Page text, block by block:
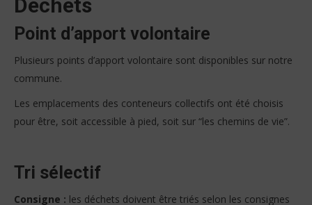
Déchets
Point d’apport volontaire
Plusieurs points d’apport volontaire sont disponibles sur notre
commune.
Les emplacements des conteneurs collectifs ont été choisis
pour être, soit accessible à pied, soit sur “les chemins de vie”.
Tri sélectif
Consigne : les déchets doivent être triés selon les consignes